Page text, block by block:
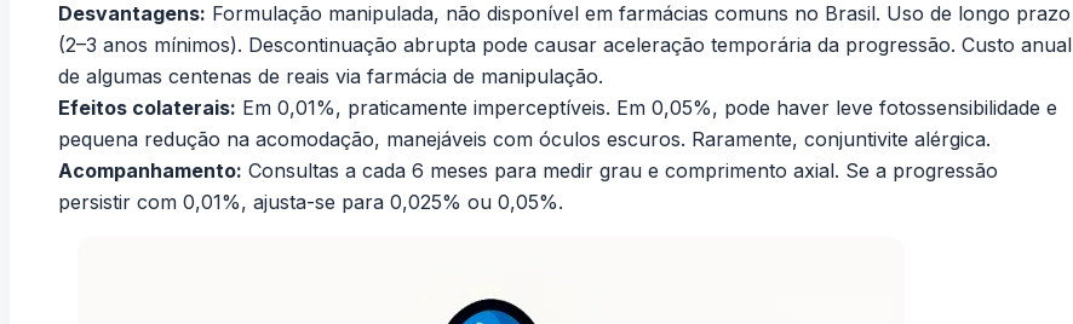
Desvantagens: Formulação manipulada, não disponível em farmácias comuns no Brasil. Uso de longo prazo
(2–3 anos mínimos). Descontinuação abrupta pode causar aceleração temporária da progressão. Custo anual
de algumas centenas de reais via farmácia de manipulação.
Efeitos colaterais: Em 0,01%, praticamente imperceptíveis. Em 0,05%, pode haver leve fotossensibilidade e
pequena redução na acomodação, manejáveis com óculos escuros. Raramente, conjuntivite alérgica.
Acompanhamento: Consultas a cada 6 meses para medir grau e comprimento axial. Se a progressão
persistir com 0,01%, ajusta-se para 0,025% ou 0,05%.